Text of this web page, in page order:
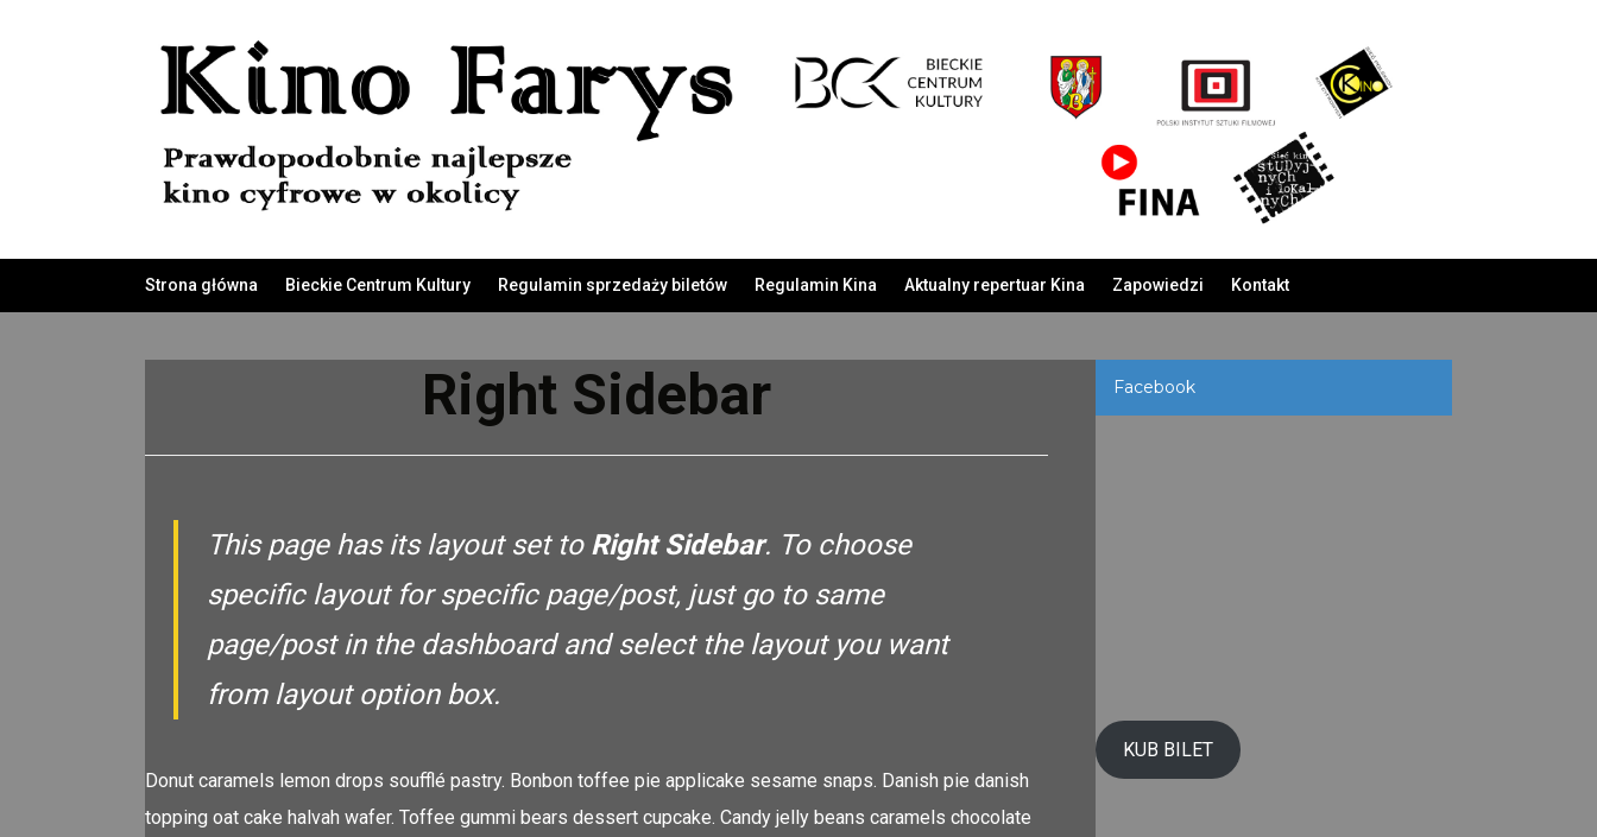
Strona główna Bieckie Centrum Kultury Regulamin sprzedaży biletów Regulamin Kina Aktualny repertuar Kina Zapowiedzi Kontakt
Right Sidebar
This page has its layout set to Right Sidebar. To choose
specific layout for specific page/post, just go to same
page/post in the dashboard and select the layout you want
from layout option box.
Donut caramels lemon drops soufflé pastry. Bonbon toffee pie applicake sesame snaps. Danish pie danish
topping oat cake halvah wafer. Toffee gummi bears dessert cupcake. Candy jelly beans caramels chocolate
Facebook
KUB BILET